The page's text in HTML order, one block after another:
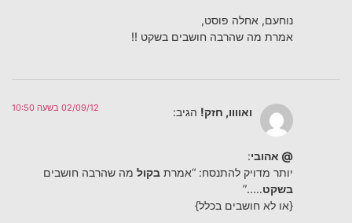
נוחעם, אחלה פוסט,
אמרת מה שהרבה חושבים בשקט !!
ואוווו, חזק! הגיב: 02/09/12 בשעה 10:50
@ אהובי:
יותר מדויק להתנסח: “אמרת בקול מה שהרבה חושבים
בשקט…..”
{או לא חושבים בכלל}